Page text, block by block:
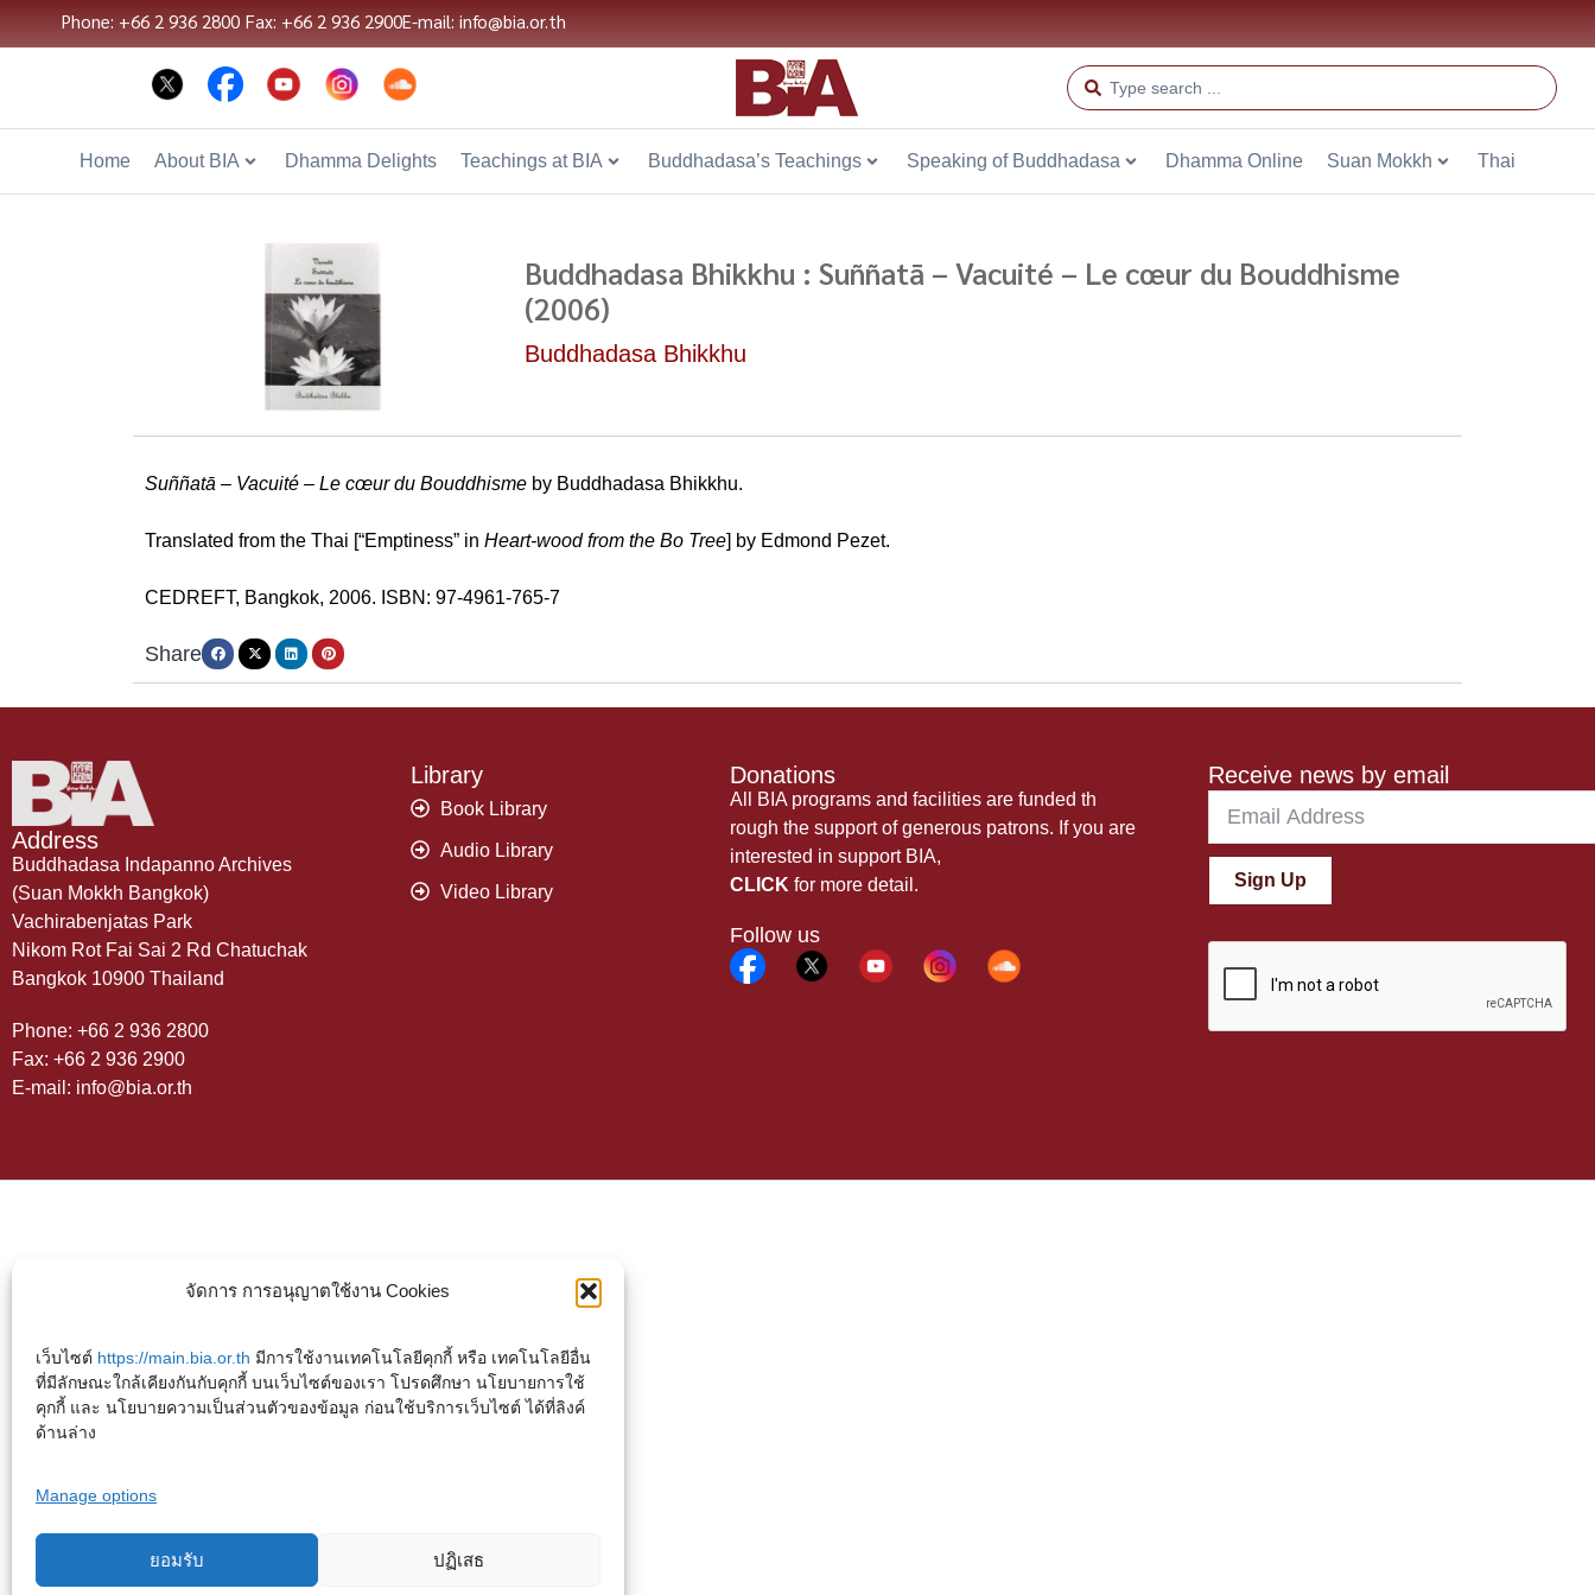
จัดการ การอนุญาตใช้งาน Cookies
เว็บไซต์ https://main.bia.or.th มีการใช้งานเทคโนโลยีคุกกี้ หรือ เทคโนโลยีอื่น
ที่มีลักษณะใกล้เคียงกันกับคุกกี้ บนเว็บไซต์ของเรา โปรดศึกษา นโยบายการใช้
คุกกี้ และ นโยบายความเป็นส่วนตัวของข้อมูล ก่อนใช้บริการเว็บไซต์ ได้ที่ลิงค์
ด้านล่าง
Manage options
ยอมรับ ปฏิเสธ
Phone: +66 2 936 2800 Fax: +66 2 936 2900E-mail: info@bia.or.th
Home About BIA Dhamma Delights Teachings at BIA Buddhadasa’s Teachings Speaking of Buddhadasa Dhamma Online Suan Mokkh Thai
Buddhadasa Bhikkhu : Suññatā – Vacuité – Le cœur du Bouddhisme
(2006)
Buddhadasa Bhikkhu
Suññatā – Vacuité – Le cœur du Bouddhisme by Buddhadasa Bhikkhu.
Translated from the Thai [“Emptiness” in Heart-wood from the Bo Tree] by Edmond Pezet.
CEDREFT, Bangkok, 2006. ISBN: 97-4961-765-7
Share
Address
Buddhadasa Indapanno Archives
(Suan Mokkh Bangkok)
Vachirabenjatas Park
Nikom Rot Fai Sai 2 Rd Chatuchak
Bangkok 10900 Thailand
Phone: +66 2 936 2800
Fax: +66 2 936 2900
E-mail: info@bia.or.th
Library
Book Library
Audio Library
Video Library
Donations
All BIA programs and facilities are funded th
rough the support of generous patrons. If you are
interested in support BIA,
CLICK for more detail.
Follow us
Receive news by email
Sign Up